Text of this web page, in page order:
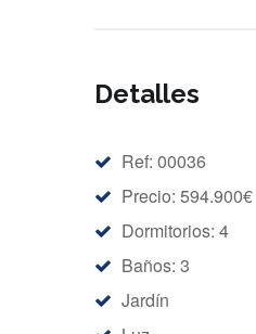
Detalles
Ref: 00036
Precio: 594.900€
Dormitorios: 4
Baños: 3
Jardín